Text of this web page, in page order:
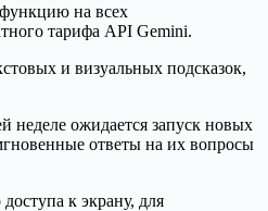
на всех
тарифа API Gemini.
и визуальных подсказок,
ожидается запуск новых
ответы на их вопросы
к экрану, для